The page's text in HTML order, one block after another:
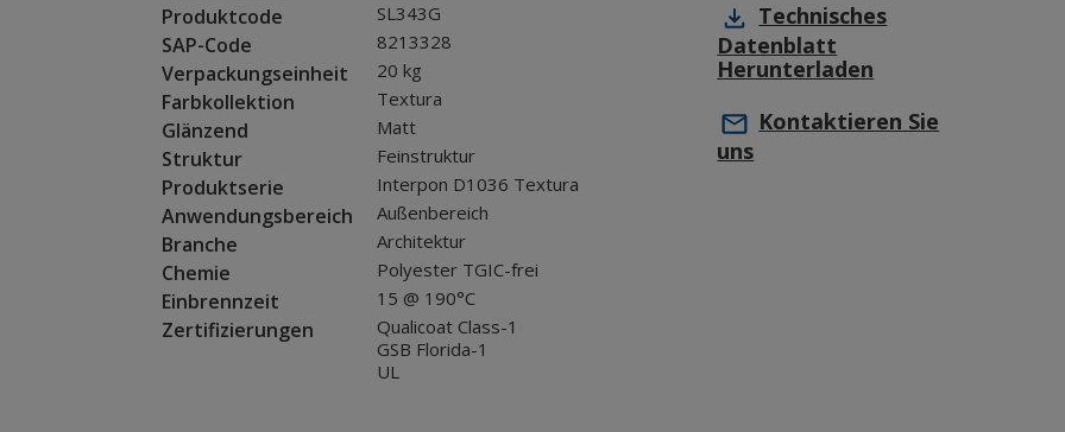
Produktcode SL343G
SAP-Code 8213328
Verpackungseinheit 20 kg
Farbkollektion Textura
Glänzend Matt
Struktur Feinstruktur
Produktserie Interpon D1036 Textura
Anwendungsbereich Außenbereich
Branche Architektur
Chemie Polyester TGIC-frei
Einbrennzeit 15 @ 190°C
Zertifizierungen
Qualicoat Class-1
GSB Florida-1
UL
Technisches
Datenblatt
Herunterladen
Kontaktieren Sie
uns